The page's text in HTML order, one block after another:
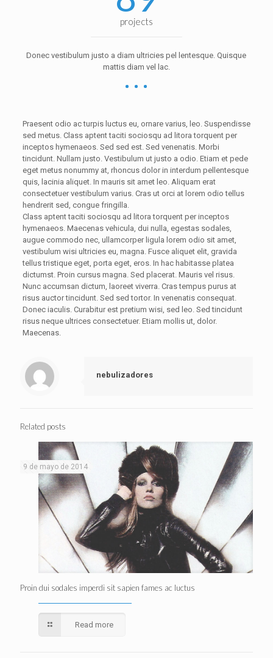
projects
Donec vestibulum justo a diam ultricies pel lentesque. Quisque
mattis diam vel lac.
Praesent odio ac turpis luctus eu, ornare varius, leo. Suspendisse
sed metus. Class aptent taciti sociosqu ad litora torquent per
inceptos hymenaeos. Sed sed est. Sed venenatis. Morbi
tincidunt. Nullam justo. Vestibulum ut justo a odio. Etiam et pede
eget metus nonummy at, rhoncus dolor in interdum pellentesque
quis, lacinia aliquet. In mauris sit amet leo. Aliquam erat
consectetuer vestibulum varius. Cras ut orci at lorem odio tellus
hendrerit sed, congue fringilla.
Class aptent taciti sociosqu ad litora torquent per inceptos
hymenaeos. Maecenas vehicula, dui nulla, egestas sodales,
augue commodo nec, ullamcorper ligula lorem odio sit amet,
vestibulum wisi ultricies eu, magna. Fusce aliquet elit, gravida
tellus tristique eget, porta eget, eros. In hac habitasse platea
dictumst. Proin cursus magna. Sed placerat. Mauris vel risus.
Nunc accumsan dictum, laoreet viverra. Cras tempus purus at
risus auctor tincidunt. Sed sed tortor. In venenatis consequat.
Donec iaculis. Curabitur est pretium wisi, sed leo. Sed tincidunt
risus neque ultrices consectetuer. Etiam mollis ut, dolor.
Maecenas.
nebulizadores
Related posts
9 de mayo de 2014
Proin dui sodales imperdi sit sapien fames ac luctus
Read more